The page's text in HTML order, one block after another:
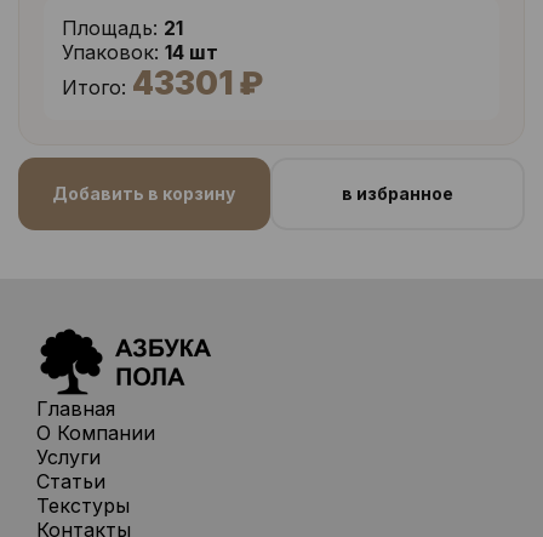
Площадь: 21
Упаковок: 14 шт
Итого: 43301 ₽
Добавить в корзину в избранное
Главная
О Компании
Услуги
Статьи
Текстуры
Контакты